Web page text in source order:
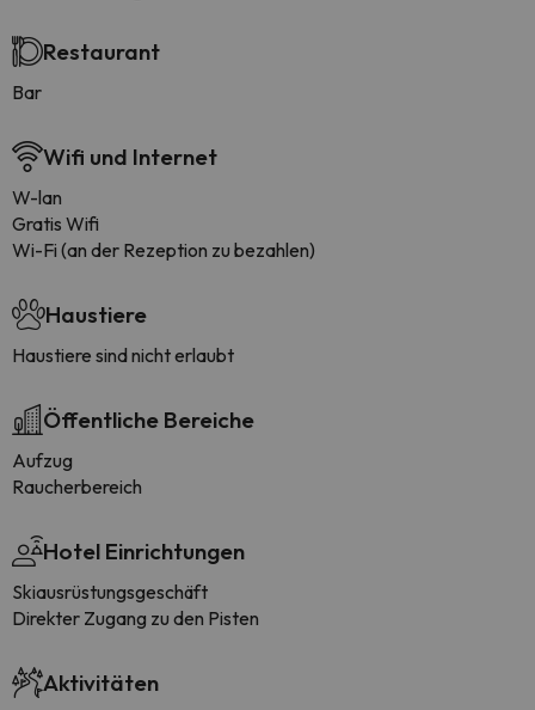
Restaurant
Bar
Wifi und Internet
W-lan
Gratis Wifi
Wi-Fi (an der Rezeption zu bezahlen)
Haustiere
Haustiere sind nicht erlaubt
Öffentliche Bereiche
Aufzug
Raucherbereich
Hotel Einrichtungen
Skiausrüstungsgeschäft
Direkter Zugang zu den Pisten
Aktivitäten